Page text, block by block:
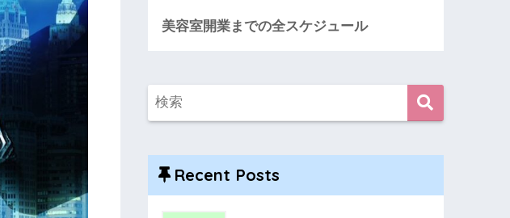
美容室開業までの全スケジュール
Recent Posts